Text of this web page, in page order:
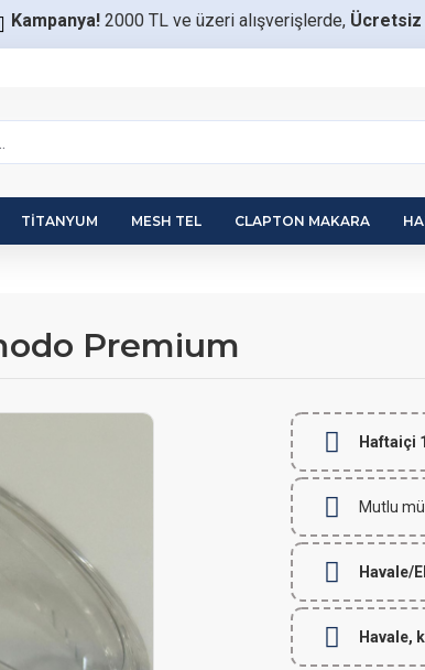
Kampanya! 2000 TL ve üzeri alışverişlerde, Ücretsiz
TITANYUM MESH TEL CLAPTON MAKARA
Premium
Haftaiçi
Mutlu
Havale/
Havale,